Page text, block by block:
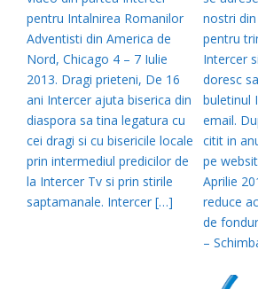
pentru Intalnirea Romanilor
Adventisti din America de
Nord, Chicago 4 – 7 Iulie
2013. Dragi prieteni, De 16
ani Intercer ajuta biserica din
diaspora sa tina legatura cu
cei dragi si cu bisericile locale
prin intermediul predicilor de
la Intercer Tv si prin stirile
saptamanale. Intercer […]
nostri
pentru
Intercer
doresc
buletinul
email.
citit in
pe
Aprilie
reduce
de
–